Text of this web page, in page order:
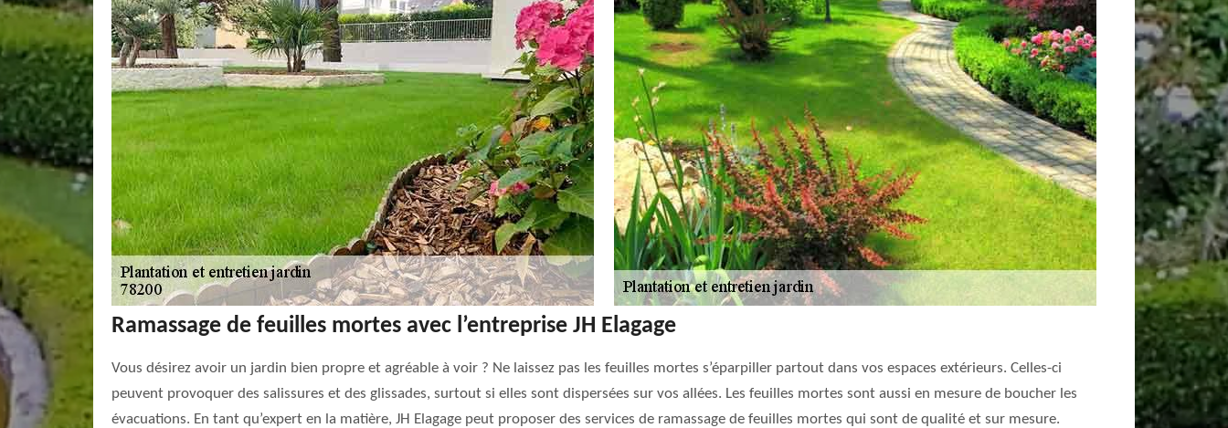
Ramassage de feuilles mortes avec l’entreprise JH Elagage
Vous désirez avoir un jardin bien propre et agréable à voir ? Ne laissez pas les feuilles mortes s’éparpiller partout dans vos espaces extérieurs. Celles-ci
peuvent provoquer des salissures et des glissades, surtout si elles sont dispersées sur vos allées. Les feuilles mortes sont aussi en mesure de boucher les
évacuations. En tant qu’expert en la matière, JH Elagage peut proposer des services de ramassage de feuilles mortes qui sont de qualité et sur mesure.